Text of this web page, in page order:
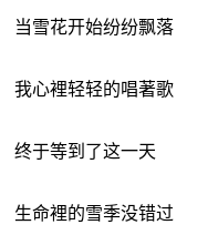
当雪花开始纷纷飘落
我心裡轻轻的唱著歌
终于等到了这一天
生命裡的雪季没错过